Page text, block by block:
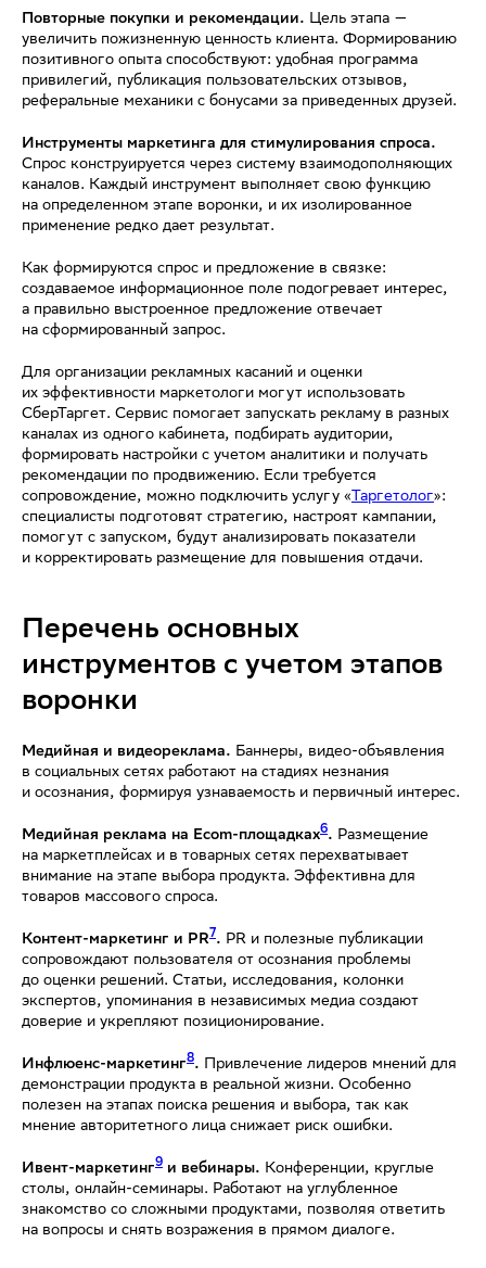
Повторные покупки и рекомендации. Цель этапа —
увеличить пожизненную ценность клиента. Формированию
позитивного опыта способствуют: удобная программа
привилегий, публикация пользовательских отзывов,
реферальные механики с бонусами за приведенных друзей.
Инструменты маркетинга для стимулирования спроса.
Спрос конструируется через систему взаимодополняющих
каналов. Каждый инструмент выполняет свою функцию
на определенном этапе воронки, и их изолированное
применение редко дает результат.
Как формируются спрос и предложение в связке:
создаваемое информационное поле подогревает интерес,
а правильно выстроенное предложение отвечает
на сформированный запрос.
Для организации рекламных касаний и оценки
их эффективности маркетологи могут использовать
СберТаргет. Сервис помогает запускать рекламу в разных
каналах из одного кабинета, подбирать аудитории,
формировать настройки с учетом аналитики и получать
рекомендации по продвижению. Если требуется
сопровождение, можно подключить услугу «Таргетолог»:
специалисты подготовят стратегию, настроят кампании,
помогут с запуском, будут анализировать показатели
и корректировать размещение для повышения отдачи.
Перечень основных
инструментов с учетом этапов
воронки
Медийная и видеореклама. Баннеры, видео-объявления
в социальных сетях работают на стадиях незнания
и осознания, формируя узнаваемость и первичный интерес.
Медийная реклама на Ecom-площадках6. Размещение
на маркетплейсах и в товарных сетях перехватывает
внимание на этапе выбора продукта. Эффективна для
товаров массового спроса.
Контент-маркетинг и PR7. PR и полезные публикации
сопровождают пользователя от осознания проблемы
до оценки решений. Статьи, исследования, колонки
экспертов, упоминания в независимых медиа создают
доверие и укрепляют позиционирование.
Инфлюенс-маркетинг8. Привлечение лидеров мнений для
демонстрации продукта в реальной жизни. Особенно
полезен на этапах поиска решения и выбора, так как
мнение авторитетного лица снижает риск ошибки.
Ивент-маркетинг9 и вебинары. Конференции, круглые
столы, онлайн-семинары. Работают на углубленное
знакомство со сложными продуктами, позволяя ответить
на вопросы и снять возражения в прямом диалоге.